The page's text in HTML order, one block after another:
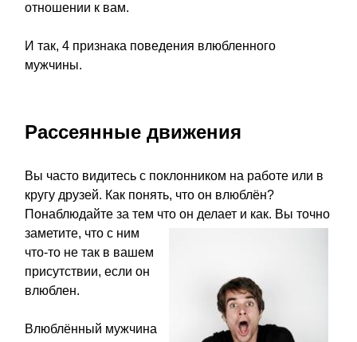
отношении к вам.
И так, 4 признака поведения влюбленного
мужчины.
Рассеянные движения
Вы часто видитесь с поклонником на работе или в
кругу друзей. Как понять, что он влюблён?
Понаблюдайте за тем что он делает и как. Вы точно
заметите, что с ним
что-то не так в вашем
присутствии, если он
влюблен.
Влюблённый мужчина